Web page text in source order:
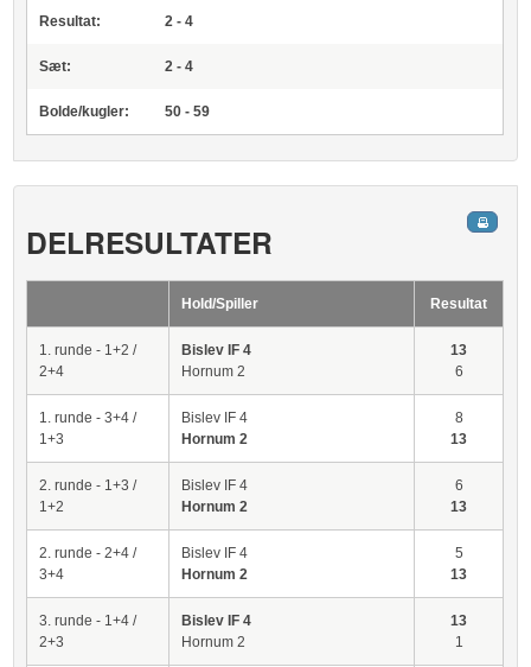
Resultat: 2 - 4
Sæt: 2 - 4
Bolde/kugler: 50 - 59
DELRESULTATER
Hold/Spiller Resultat
1. runde - 1+2 /
2+4
Bislev IF 4
Hornum 2
13
6
1. runde - 3+4 /
1+3
Bislev IF 4
Hornum 2
8
13
2. runde - 1+3 /
1+2
Bislev IF 4
Hornum 2
6
13
2. runde - 2+4 /
3+4
Bislev IF 4
Hornum 2
5
13
3. runde - 1+4 /
2+3
Bislev IF 4
Hornum 2
13
1